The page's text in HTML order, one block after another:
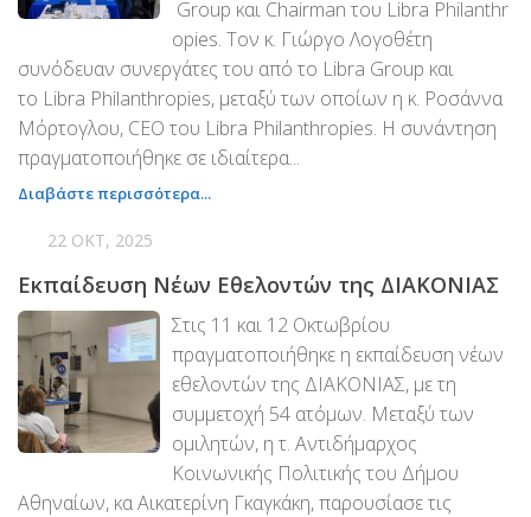
Group και Chairman του Libra Philanthr
opies. Τον κ. Γιώργο Λογοθέτη
συνόδευαν συνεργάτες του από το Libra Group και
το Libra Philanthropies, μεταξύ των οποίων η κ. Ροσάννα
Μόρτογλου, CEO του Libra Philanthropies. Η συνάντηση
πραγματοποιήθηκε σε ιδιαίτερα...
Διαβάστε περισσότερα...
22 ΟΚΤ, 2025
Εκπαίδευση Νέων Εθελοντών της ΔΙΑΚΟΝΙΑΣ
Στις 11 και 12 Οκτωβρίου
πραγματοποιήθηκε η εκπαίδευση νέων
εθελοντών της ΔΙΑΚΟΝΙΑΣ, με τη
συμμετοχή 54 ατόμων. Μεταξύ των
ομιλητών, η τ. Αντιδήμαρχος
Κοινωνικής Πολιτικής του Δήμου
Αθηναίων, κα Αικατερίνη Γκαγκάκη, παρουσίασε τις